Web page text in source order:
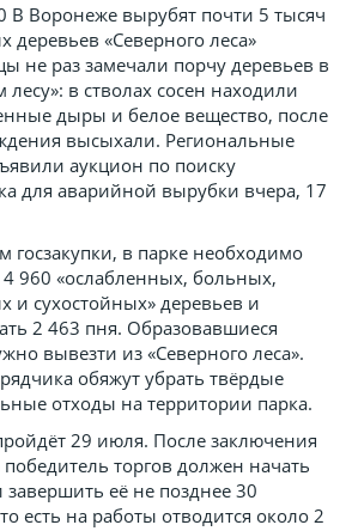
В Воронеже вырубят почти 5 тысяч
деревьев «Северного леса»
не раз замечали порчу деревьев в
лесу»: в стволах сосен находили
дыры и белое вещество, после
высыхали. Региональные
аукцион по поиску
для аварийной вырубки вчера, 17
госзакупки, в парке необходимо
960 «ослабленных, больных,
и сухостойных» деревьев и
2 463 пня. Образовавшиеся
вывезти из «Северного леса».
обяжут убрать твёрдые
отходы на территории парка.
29 июля. После заключения
победитель торгов должен начать
завершить её не позднее 30
есть на работы отводится около 2